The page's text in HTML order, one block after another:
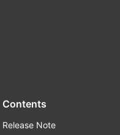
Contents
Release Note